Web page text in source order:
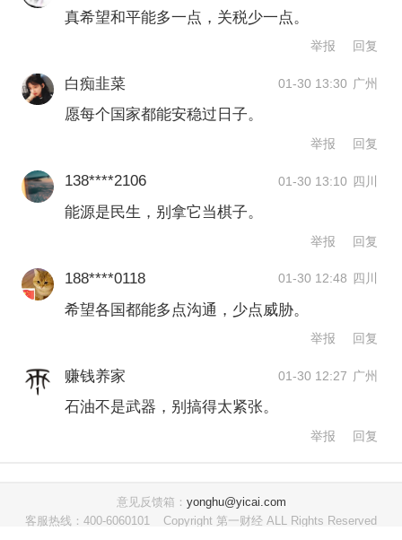
真希望和平能多一点，关税少一点。
举报 回复
白痴韭菜 01-30 13:30 广州
愿每个国家都能安稳过日子。
举报 回复
138****2106 01-30 13:10 四川
能源是民生，别拿它当棋子。
举报 回复
188****0118 01-30 12:48 四川
希望各国都能多点沟通，少点威胁。
举报 回复
赚钱养家 01-30 12:27 广州
石油不是武器，别搞得太紧张。
举报 回复
意见反馈箱： yonghu@yicai.com
客服热线：400-6060101
Copyright 第一财经 ALL Rights Reserved